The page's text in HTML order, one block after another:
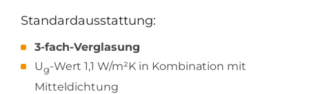
Standardausstattung:
3-fach-Verglasung
Ug-Wert 1,1 W/m²K in Kombination mit
Mitteldichtung